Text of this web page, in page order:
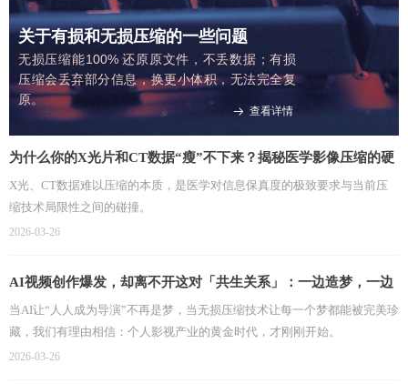
关于有损和无损压缩的一些问题
无损压缩能100% 还原原文件，不丢数据；有损
压缩会丢弃部分信息，换更小体积，无法完全复
原。
뀠 查看详情
为什么你的X光片和CT数据“瘦”不下来？揭秘医学影像压缩的硬
骨头
X光、CT数据难以压缩的本质，是医学对信息保真度的极致要求与当前压
缩技术局限性之间的碰撞。
2026-03-26
AI视频创作爆发，却离不开这对「共生关系」：一边造梦，一边
存梦
当AI让“人人成为导演”不再是梦，当无损压缩技术让每一个梦都能被完美珍
藏，我们有理由相信：个人影视产业的黄金时代，才刚刚开始。
2026-03-26